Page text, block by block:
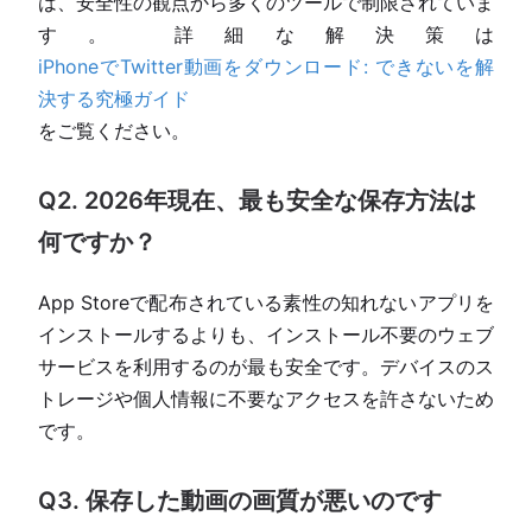
す。 詳細な解決策は
iPhoneでTwitter動画をダウンロード: できないを解
決する究極ガイド
をご覧ください。
Q2. 2026年現在、最も安全な保存方法は
何ですか？
App Storeで配布されている素性の知れないアプリを
インストールするよりも、インストール不要のウェブ
サービスを利用するのが最も安全です。デバイスのス
トレージや個人情報に不要なアクセスを許さないため
です。
Q3. 保存した動画の画質が悪いのです